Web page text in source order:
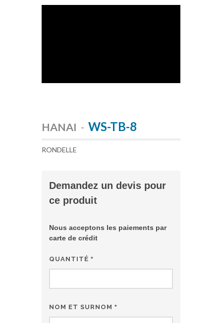
HANAI - WS-TB-8
RONDELLE
Demandez un devis pour
ce produit
Nous acceptons les paiements par
carte de crédit
QUANTITÉ *
NOM ET SURNOM *